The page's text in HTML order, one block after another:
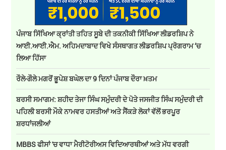
ਪੰਜਾਬ ਸਿੱਖਿਆ ਕ੍ਰਾਂਤੀ ਤਹਿਤ ਸੂਬੇ ਦੀ ਤਕਨੀਕੀ ਸਿੱਖਿਆ ਲੀਡਰਸ਼ਿਪ ਨੇ
ਆਈ.ਆਈ.ਐਮ. ਅਹਿਮਦਾਬਾਦ ਵਿਖੇ ਸੰਸਥਾਗਤ ਲੀਡਰਸ਼ਿਪ ਪ੍ਰੋਗਰਾਮ ‘ਚ
ਲਿਆ ਹਿੱਸਾ
ਰੌਲੇ-ਗੌਲੇ ਮਗਰੋਂ ਭੂਪੇਸ਼ ਬਘੇਲ ਦਾ 9 ਦਿਨਾਂ ਪੰਜਾਬ ਦੌਰਾ ਖ਼ਤਮ
ਬਰਸੀ ਸਮਾਗਮ: ਸ਼ਹੀਦ ਤੇਜਾ ਸਿੰਘ ਸਮੁੰਦਰੀ ਦੇ ਪੋਤੇ ਜਸਜੀਤ ਸਿੰਘ ਸਮੁੰਦਰੀ ਦੀ
ਪਹਿਲੀ ਬਰਸੀ ਮੌਕੇ ਨਾਮਵਰ ਹਸਤੀਆਂ ਅਤੇ ਸੈਂਕੜੇ ਲੋਕਾਂ ਵੱਲੋਂ ਭਰਪੂਰ
ਸ਼ਰਧਾਂਜਲੀਆਂ
MBBS ਫੀਸਾਂ 'ਚ ਵਾਧਾ ਮੈਰੀਟੋਰੀਅਸ ਵਿਦਿਆਰਥੀਆਂ ਅਤੇ ਮੱਧ ਵਰਗੀ